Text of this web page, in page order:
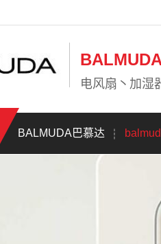
电风扇丶加湿
BALMUDA巴慕达